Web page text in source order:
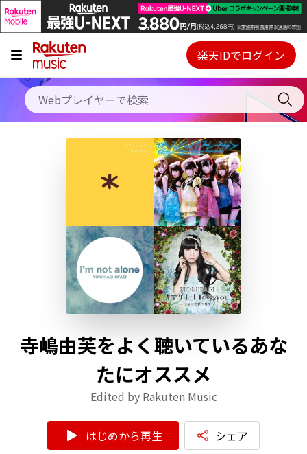
キャンペーン
料金プラン
使い方
初回30日間無料お試し
Webプレイヤー
ご契約内容の確認・変更
楽天IDでログイン
寺嶋由芙をよく聴いているあな
たにオススメ
Edited by Rakuten Music
はじめから再生 シェア